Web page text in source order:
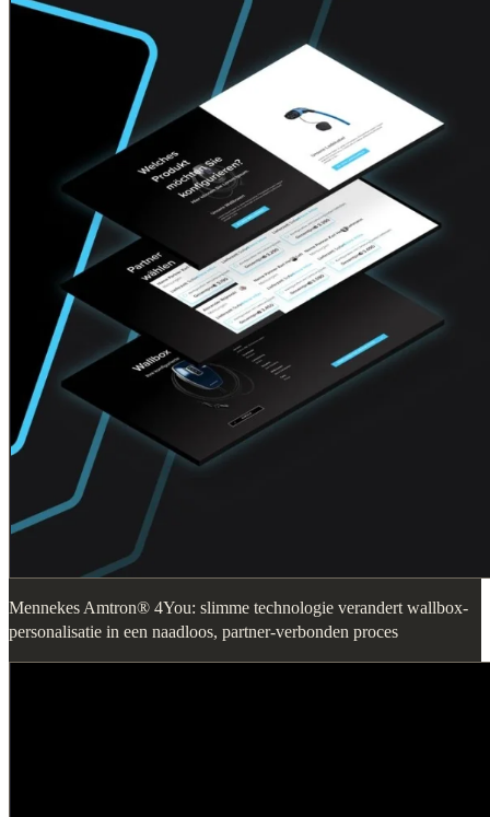
Mennekes Amtron® 4You: slimme technologie verandert wallbox-
personalisatie in een naadloos, partner-verbonden proces